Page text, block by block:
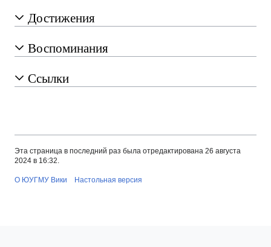
Достижения
Воспоминания
Ссылки
Эта страница в последний раз была отредактирована 26 августа
2024 в 16:32.
О ЮУГМУ Вики Настольная версия